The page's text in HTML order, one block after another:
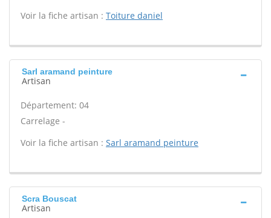
Voir la fiche artisan : Toiture daniel
Sarl aramand peinture
Artisan
Département: 04
Carrelage -
Voir la fiche artisan : Sarl aramand peinture
Scra Bouscat
Artisan